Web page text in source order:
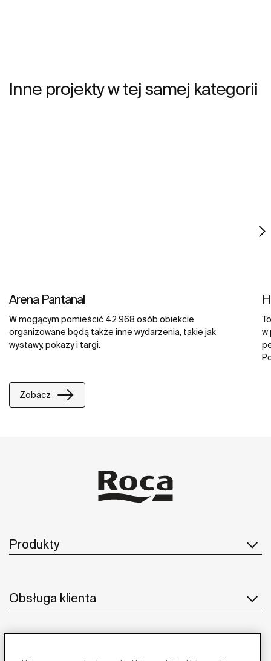
Inne projekty w tej samej kategorii
Arena Pantanal
W mogącym pomieścić 42 968 osób obiekcie
organizowane będą także inne wydarzenia, takie jak
wystawy, pokazy i targi.
w
Zobacz
Produkty
Obsługa klienta